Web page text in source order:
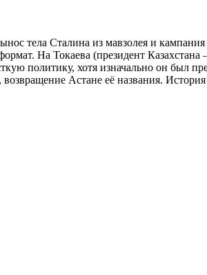
тела Сталина из мавзолея и кампания
На Токаева (президент Казахстана
политику, хотя изначально он был
Астане её названия. История